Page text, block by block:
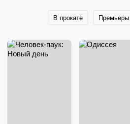
В прокате Премьеры